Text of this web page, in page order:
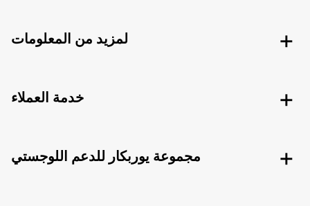
لمزيد من المعلومات
خدمة العملاء
مجموعة يوربكار للدعم اللوجستي